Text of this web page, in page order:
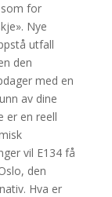
for
Nye
utfall
den
med en
av dine
er en reell
vil E134 få
den
Hva er